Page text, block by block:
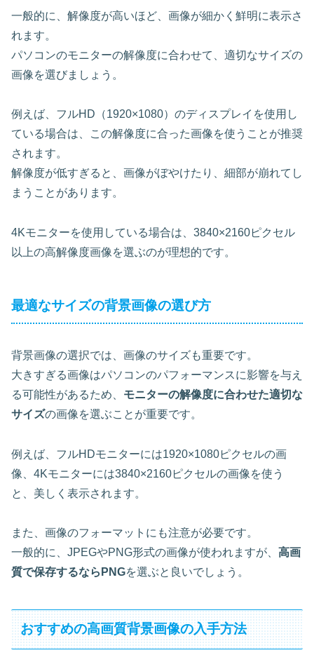
一般的に、解像度が高いほど、画像が細かく鮮明に表示さ
れます。
パソコンのモニターの解像度に合わせて、適切なサイズの
画像を選びましょう。
例えば、フルHD（1920×1080）のディスプレイを使用し
ている場合は、この解像度に合った画像を使うことが推奨
されます。
解像度が低すぎると、画像がぼやけたり、細部が崩れてし
まうことがあります。
4Kモニターを使用している場合は、 3840×2160ピクセル
以上の高解像度画像を選ぶのが理想的です。
最適なサイズの背景画像の選び方
背景画像の選択では、画像のサイズも重要です。
大きすぎる画像はパソコンのパフォーマンスに影響を与え
る可能性があるため、 モニターの解像度に合わせた適切な
サイズの画像を選ぶことが重要です。
例えば、フルHDモニターには1920×1080ピクセルの画
像、4Kモニターには3840×2160ピクセルの画像を使う
と、 美しく表示されます。
また、画像のフォーマットにも注意が必要です。
一般的に、JPEGやPNG形式の画像が使われますが、 高画
質で保存するならPNGを選ぶと良いでしょう。
おすすめの高画質背景画像の入手方法